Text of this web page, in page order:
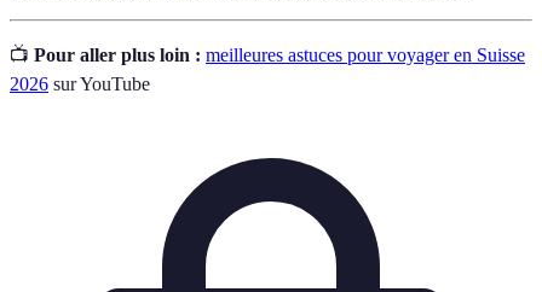
📺 Pour aller plus loin : meilleures astuces pour voyager en Suisse
2026 sur YouTube